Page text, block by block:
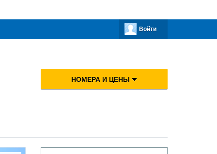
Войти
НОМЕРА И ЦЕНЫ